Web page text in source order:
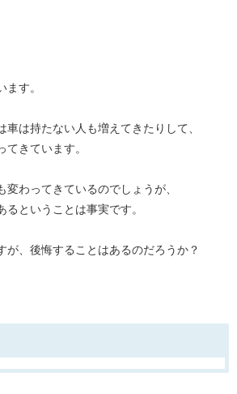
ます。
車は持たない人も増えてきたりして、
てきています。
変わってきているのでしょうが、
るということは事実です。
が、後悔することはあるのだろうか？